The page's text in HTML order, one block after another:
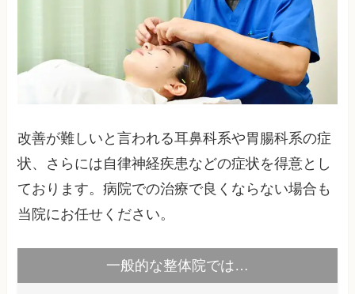
改善が難しいと言われる耳鼻科系や胃腸科系の症
状、さらには自律神経疾患などの症状を得意とし
ております。病院での治療で良くならない場合も
当院にお任せください。
一般的な整体院では…